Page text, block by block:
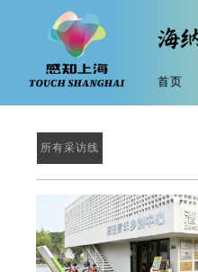
首页
所有采访线